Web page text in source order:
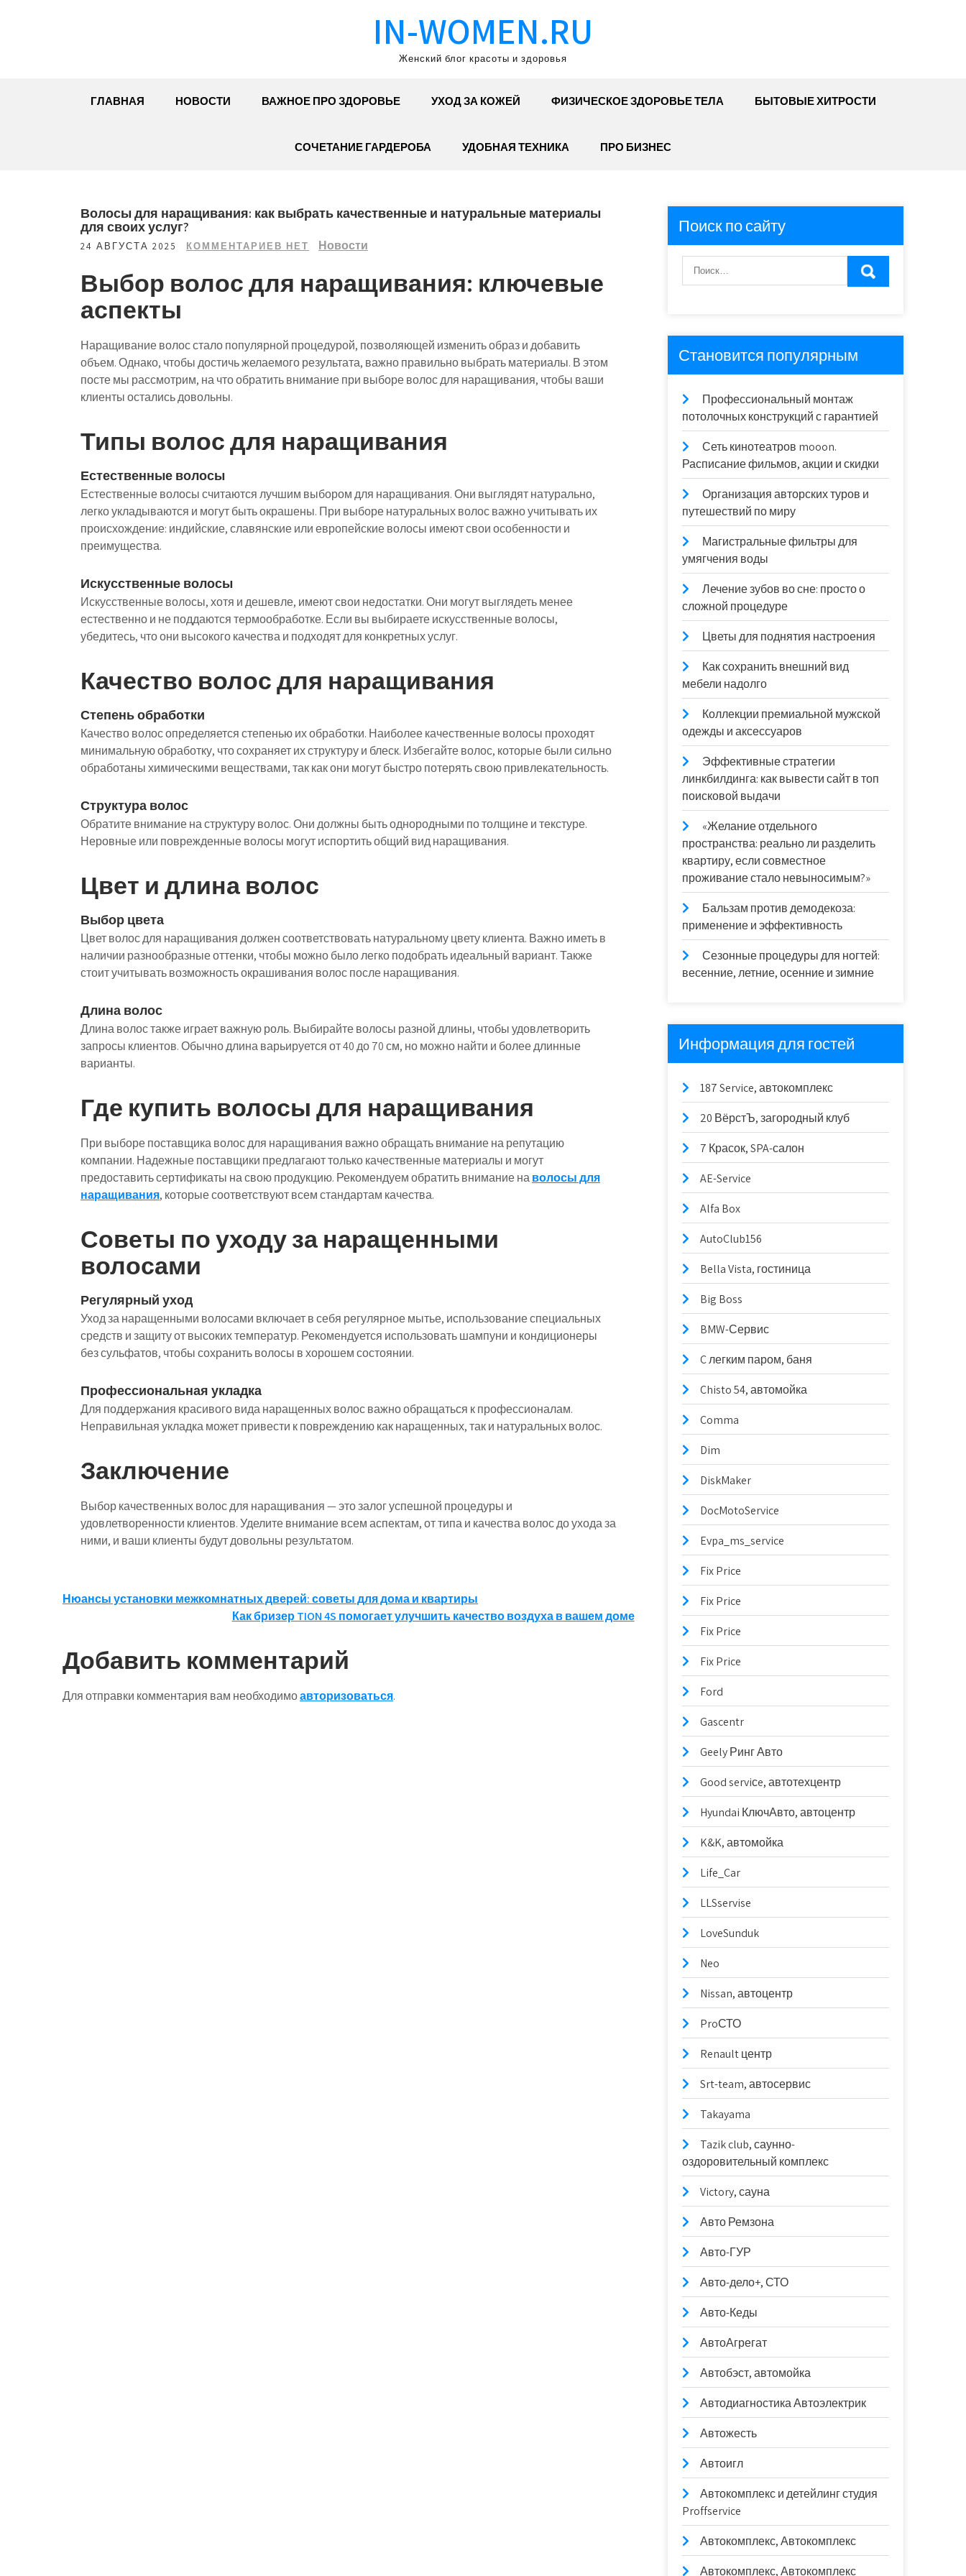
IN-WOMEN.RU
Женский блог красоты и здоровья
ГЛАВНАЯ НОВОСТИ ВАЖНОЕ ПРО ЗДОРОВЬЕ УХОД ЗА КОЖЕЙ ФИЗИЧЕСКОЕ ЗДОРОВЬЕ ТЕЛА БЫТОВЫЕ ХИТРОСТИ
СОЧЕТАНИЕ ГАРДЕРОБА УДОБНАЯ ТЕХНИКА ПРО БИЗНЕС
Волосы для наращивания: как выбрать качественные и натуральные материалы
для своих услуг?
24 АВГУСТА 2025 КОММЕНТАРИЕВ НЕТ Новости
Выбор волос для наращивания: ключевые
аспекты
Наращивание волос стало популярной процедурой, позволяющей изменить образ и добавить
объем. Однако, чтобы достичь желаемого результата, важно правильно выбрать материалы. В этом
посте мы рассмотрим, на что обратить внимание при выборе волос для наращивания, чтобы ваши
клиенты остались довольны.
Типы волос для наращивания
Естественные волосы
Естественные волосы считаются лучшим выбором для наращивания. Они выглядят натурально,
легко укладываются и могут быть окрашены. При выборе натуральных волос важно учитывать их
происхождение: индийские, славянские или европейские волосы имеют свои особенности и
преимущества.
Искусственные волосы
Искусственные волосы, хотя и дешевле, имеют свои недостатки. Они могут выглядеть менее
естественно и не поддаются термообработке. Если вы выбираете искусственные волосы,
убедитесь, что они высокого качества и подходят для конкретных услуг.
Качество волос для наращивания
Степень обработки
Качество волос определяется степенью их обработки. Наиболее качественные волосы проходят
минимальную обработку, что сохраняет их структуру и блеск. Избегайте волос, которые были сильно
обработаны химическими веществами, так как они могут быстро потерять свою привлекательность.
Структура волос
Обратите внимание на структуру волос. Они должны быть однородными по толщине и текстуре.
Неровные или поврежденные волосы могут испортить общий вид наращивания.
Цвет и длина волос
Выбор цвета
Цвет волос для наращивания должен соответствовать натуральному цвету клиента. Важно иметь в
наличии разнообразные оттенки, чтобы можно было легко подобрать идеальный вариант. Также
стоит учитывать возможность окрашивания волос после наращивания.
Длина волос
Длина волос также играет важную роль. Выбирайте волосы разной длины, чтобы удовлетворить
запросы клиентов. Обычно длина варьируется от 40 до 70 см, но можно найти и более длинные
варианты.
Где купить волосы для наращивания
При выборе поставщика волос для наращивания важно обращать внимание на репутацию
компании. Надежные поставщики предлагают только качественные материалы и могут
предоставить сертификаты на свою продукцию. Рекомендуем обратить внимание наволосы для
наращивания, которые соответствуют всем стандартам качества.
Советы по уходу за наращенными
волосами
Регулярный уход
Уход за наращенными волосами включает в себя регулярное мытье, использование специальных
средств и защиту от высоких температур. Рекомендуется использовать шампуни и кондиционеры
без сульфатов, чтобы сохранить волосы в хорошем состоянии.
Профессиональная укладка
Для поддержания красивого вида наращенных волос важно обращаться к профессионалам.
Неправильная укладка может привести к повреждению как наращенных, так и натуральных волос.
Заключение
Выбор качественных волос для наращивания — это залог успешной процедуры и
удовлетворенности клиентов. Уделите внимание всем аспектам, от типа и качества волос до ухода за
ними, и ваши клиенты будут довольны результатом.
Навигация
записям
Нюансы установки межкомнатных дверей: советы для дома и квартиры
Как бризер TION 4S помогает улучшить качество воздуха в вашем доме
Добавить комментарий
Для отправки комментария вам необходимоавторизоваться.
Поиск по сайту
Становится популярным
Профессиональный монтаж
потолочных конструкций с гарантией
Сеть кинотеатров mooon.
Расписание фильмов, акции и скидки
Организация авторских туров и
путешествий по миру
Магистральные фильтры для
умягчения воды
Лечение зубов во сне: просто о
сложной процедуре
Цветы для поднятия настроения
Как сохранить внешний вид
мебели надолго
Коллекции премиальной мужской
одежды и аксессуаров
Эффективные стратегии
линкбилдинга: как вывести сайт в топ
поисковой выдачи
«Желание отдельного
пространства: реально ли разделить
квартиру, если совместное
проживание стало невыносимым?»
Бальзам против демодекоза:
применение и эффективность
Сезонные процедуры для ногтей:
весенние, летние, осенние и зимние
Информация для гостей
187 Service, автокомплекс
20 ВёрстЪ, загородный клуб
7 Красок, SPA-салон
AE-Service
Alfa Box
AutoClub156
Bella Vista, гостиница
Big Boss
BMW-Сервис
C легким паром, баня
Chisto 54, автомойка
Comma
Dim
DiskMaker
DocMotoService
Evpa_ms_service
Fix Price
Fix Price
Fix Price
Fix Price
Ford
Gascentr
Geely Ринг Авто
Good serviсe, автотехцентр
Hyundai КлючАвто, автоцентр
K&K, автомойка
Life_Car
LLSservise
LoveSunduk
Neo
Nissan, автоцентр
ProСТО
Renault центр
Srt-team, автосервис
Takayama
Tazik club, саунно-
оздоровительный комплекс
Victory, сауна
Авто Ремзона
Авто-ГУР
Авто-дело+, СТО
Авто-Кеды
АвтоАгрегат
Автобэст, автомойка
Автодиагностика Автоэлектрик
Автожесть
Автоигл
Автокомплекс и детейлинг студия
Proffservice
Автокомплекс, Автокомплекс
Автокомплекс, Автокомплекс